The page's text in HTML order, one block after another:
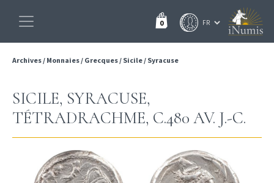
0
Archives/ Monnaies/ Grecques/ Sicile/ Syracuse
SICILE, SYRACUSE,
TÉTRADRACHME, C.480 AV. J.-C.